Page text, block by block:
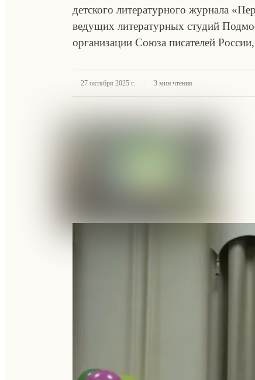
детского литературного журнала
ведущих литературных студий
организации Союза писателей
27 октября 2025 г. · 3 мин чтения